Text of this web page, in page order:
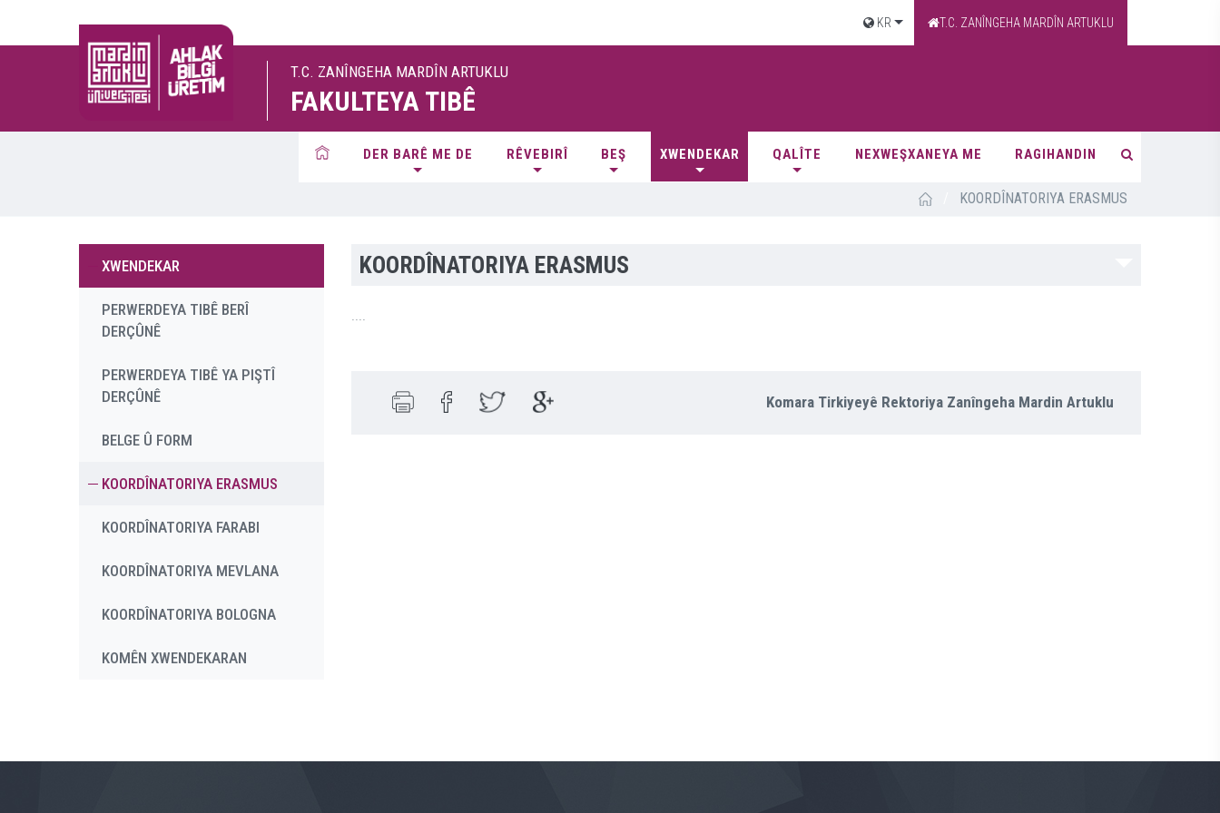
KR T.C. ZANÎNGEHA MARDÎN ARTUKLU
T.C. ZANÎNGEHA MARDÎN ARTUKLU
FAKULTEYA TIBÊ
DER BARÊ ME DE RÊVEBIRÎ BEŞ XWENDEKAR QALÎTE NEXWEŞXANEYA ME RAGIHANDIN
KOORDÎNATORIYA ERASMUS
XWENDEKAR
PERWERDEYA TIBÊ BERÎ
DERÇÛNÊ
PERWERDEYA TIBÊ YA PIŞTÎ
DERÇÛNÊ
BELGE Û FORM
KOORDÎNATORIYA ERASMUS
KOORDÎNATORIYA FARABI
KOORDÎNATORIYA MEVLANA
KOORDÎNATORIYA BOLOGNA
KOMÊN XWENDEKARAN
KOORDÎNATORIYA ERASMUS
....
Komara Tirkiyeyê Rektoriya Zanîngeha Mardin Artuklu